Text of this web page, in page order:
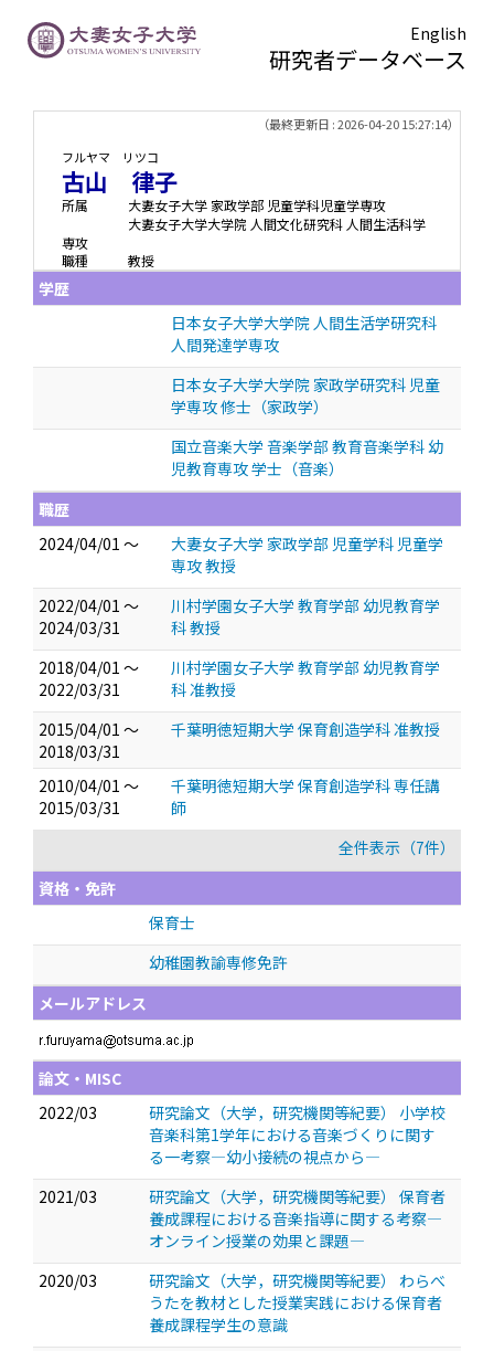
English
研究者データベース
（最終更新日 : 2026-04-20 15:27:14）
フルヤマ リツコ
古山 律子
所属
大妻女子大学 家政学部 児童学科児童学専攻
大妻女子大学大学院 人間文化研究科 人間生活科学
専攻
職種
教授
学歴
日本女子大学大学院 人間生活学研究科
人間発達学専攻
日本女子大学大学院 家政学研究科 児童
学専攻 修士（家政学）
国立音楽大学 音楽学部 教育音楽学科 幼
児教育専攻 学士（音楽）
職歴
2024/04/01 ～
大妻女子大学 家政学部 児童学科 児童学
専攻 教授
2022/04/01 ～
2024/03/31
川村学園女子大学 教育学部 幼児教育学
科 教授
2018/04/01 ～
2022/03/31
川村学園女子大学 教育学部 幼児教育学
科 准教授
2015/04/01 ～
2018/03/31
千葉明徳短期大学 保育創造学科 准教授
2010/04/01 ～
2015/03/31
千葉明徳短期大学 保育創造学科 専任講
師
全件表示（7件）
資格・免許
保育士
幼稚園教諭専修免許
メールアドレス
論文・MISC
2022/03
研究論文（大学，研究機関等紀要） 小学校
音楽科第1学年における音楽づくりに関す
る一考察—幼小接続の視点から―
2021/03
研究論文（大学，研究機関等紀要） 保育者
養成課程における音楽指導に関する考察―
オンライン授業の効果と課題―
2020/03
研究論文（大学，研究機関等紀要） わらべ
うたを教材とした授業実践における保育者
養成課程学生の意識